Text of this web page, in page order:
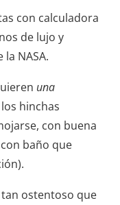
con calculadora
de lujo y
NASA.
una
hinchas
con buena
baño que
ostentoso que